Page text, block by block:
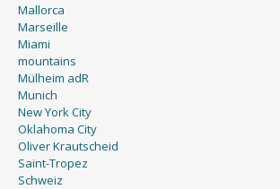
Mallorca
Marseille
Miami
mountains
Mülheim adR
Munich
New York City
Oklahoma City
Oliver Krautscheid
Saint-Tropez
Schweiz